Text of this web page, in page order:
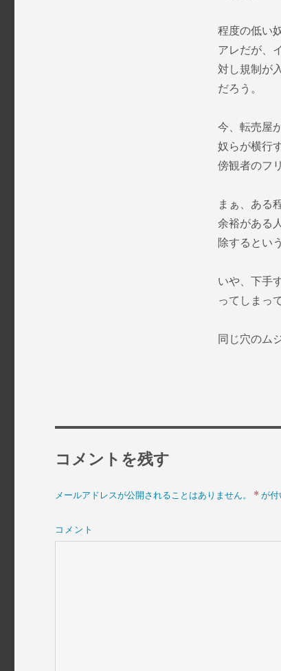
程度の低い
アレだが、
対し規制が
だろう。
今、転売屋
奴らが横行
傍観者のフ
まぁ、ある
余裕がある
除するとい
いや、下手
ってしまっ
同じ穴のム
コメントを残す
メールアドレスが公開されることはありません。 * が付
コメント